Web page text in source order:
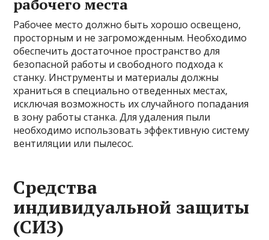
рабочего места
Рабочее место должно быть хорошо освещено,
просторным и не загроможденным. Необходимо
обеспечить достаточное пространство для
безопасной работы и свободного подхода к
станку. Инструменты и материалы должны
храниться в специально отведенных местах,
исключая возможность их случайного попадания
в зону работы станка. Для удаления пыли
необходимо использовать эффективную систему
вентиляции или пылесос.
Средства
индивидуальной защиты
(СИЗ)